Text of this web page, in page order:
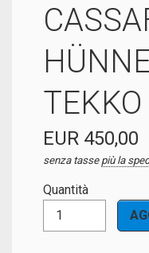
TEKKO
EUR 450,00
senza tasse più la
Quantità